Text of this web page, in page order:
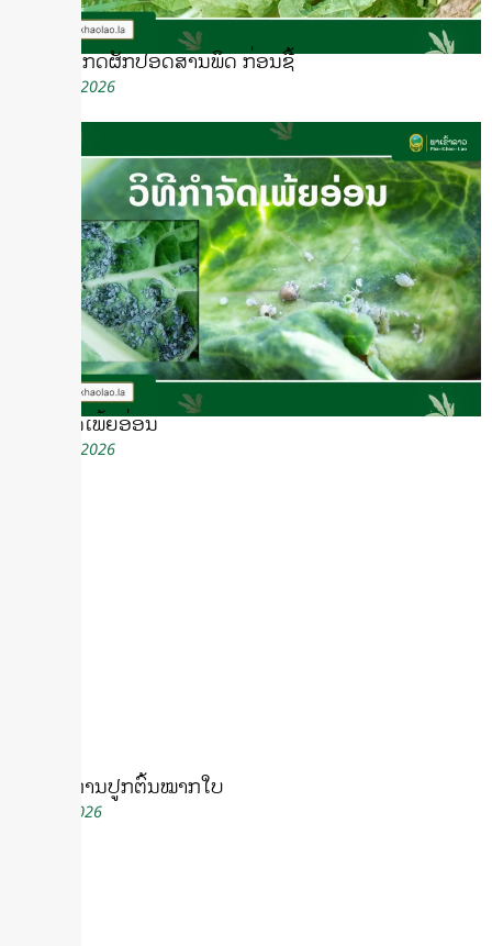
5 ວິທີສັງເກດຜັກປອດສານພິດ ກ່ອນຊື້
August 7, 2026
ວິທີກໍາຈັດເພ້ຍອ່ອນ
August 7, 2026
ເຕັກນິກການປູກຕົ້ນໝາກໃບ
July 16, 2026